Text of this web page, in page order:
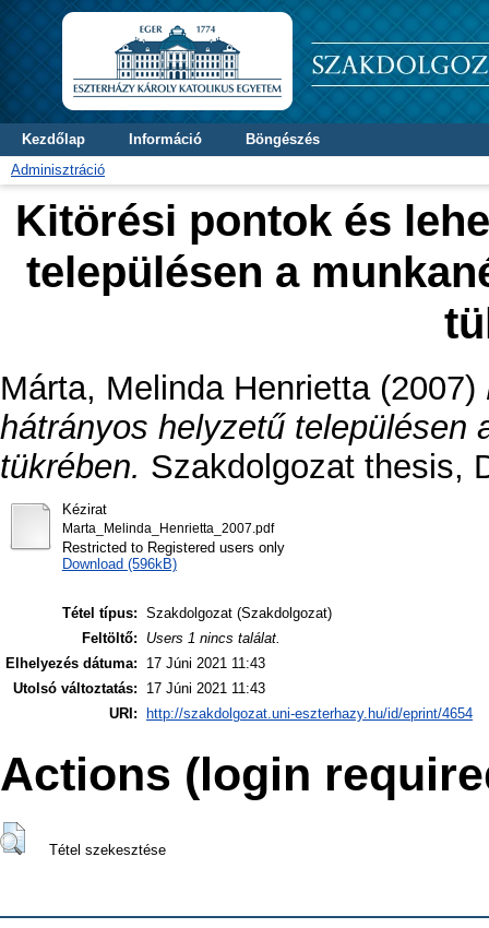
Kezdőlap Információ
Böngészés
Adminisztráció
Kitörési pontok és
településen a
Márta, Melinda Henrietta(2007)
hátrányos helyzetű településen
tükrében. Szakdolgozat thesis,
Kézirat
Marta_Melinda_Henrietta_2007.pdf
Restricted to Registered users only
Download (596kB)
Tétel típus: Szakdolgozat (Szakdolgozat)
Feltöltő:
Users 1 nincs találat.
Elhelyezés dátuma:
17 Júni 2021 11:43
Utolsó változtatás:
17 Júni 2021 11:43
URI:
http://szakdolgozat.uni-eszterhazy.hu/id/eprint/4654
Actions (login
Tétel szekesztése